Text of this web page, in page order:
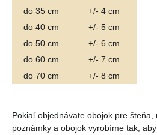
do 35 cm
+/- 4 cm
do 40 cm
+/- 5 cm
do 50 cm
+/- 6 cm
do 60 cm
+/- 7 cm
do 70 cm
+/- 8 cm
Pokiaľ objednávate obojok pre
poznámky a obojok vyrobíme tak,